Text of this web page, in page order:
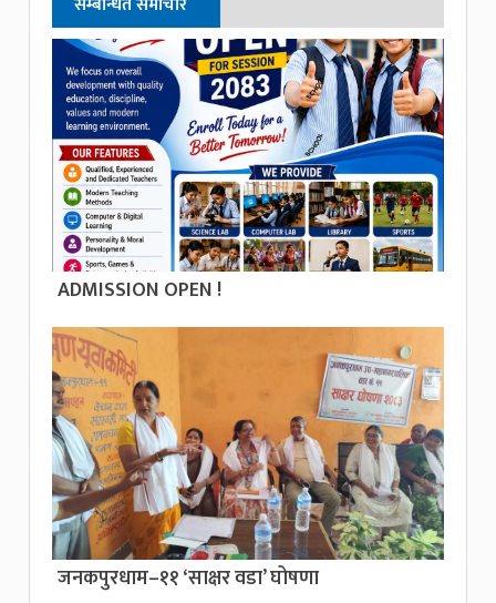
ADMISSION OPEN !
जनकपुरधाम–११ ‘साक्षर वडा’ घोषणा